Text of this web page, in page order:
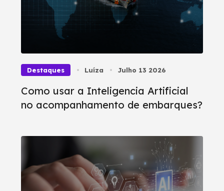
Destaques Luíza Julho 13 2026
Como usar a Inteligencia Artificial
no acompanhamento de embarques?